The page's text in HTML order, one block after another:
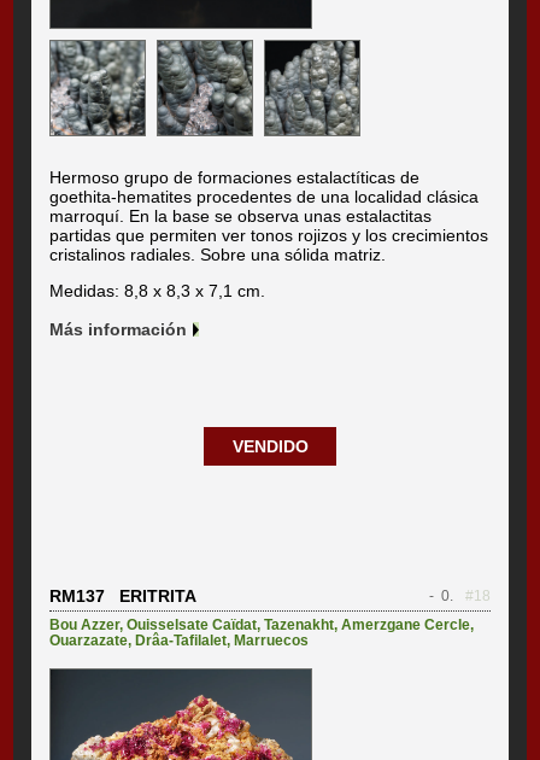
Hermoso grupo de formaciones estalactíticas de
goethita-hematites procedentes de una localidad clásica
marroquí. En la base se observa unas estalactitas
partidas que permiten ver tonos rojizos y los crecimientos
cristalinos radiales. Sobre una sólida matriz.
Medidas: 8,8 x 8,3 x 7,1 cm.
Más información
VENDIDO
RM137 ERITRITA - 0.
#18
Bou Azzer,Ouisselsate Caïdat,Tazenakht,Amerzgane Cercle,
Ouarzazate, Drâa-Tafilalet, Marruecos